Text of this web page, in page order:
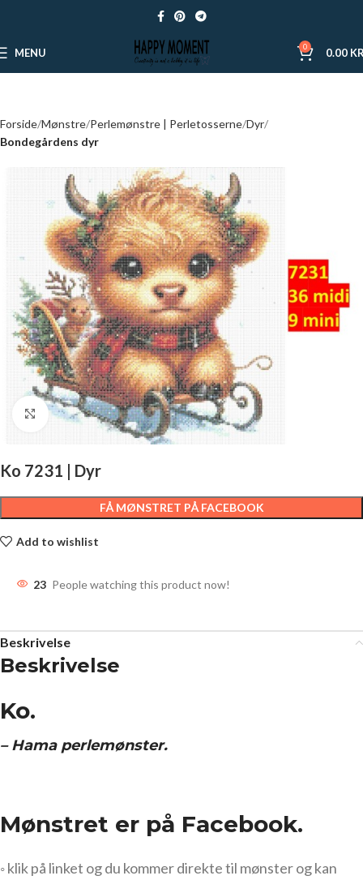
MENU 0 0.00
Forside Mønstre Perlemønstre | Perletosserne Dyr
Bondegårdens dyr
Click to enlarge
Ko 7231 | Dyr
FÅ MØNSTRET PÅ FACEBOOK
Add to wishlist
23 People watching this product now!
Beskrivelse
Beskrivelse
Ko.
– Hama perlemønster.
Mønstret er på Facebook.
◦ klik på linket og du kommer direkte til mønster og kan